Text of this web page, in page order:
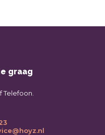
graag
Telefoon.